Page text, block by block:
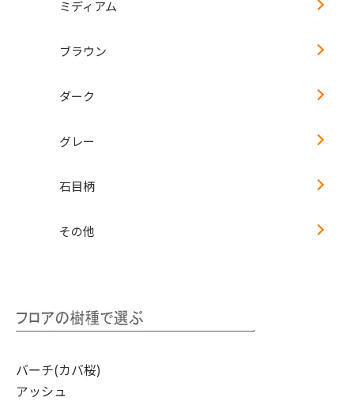
ミディアム
ブラウン
ダーク
グレー
石目柄
その他
バーチ(カバ桜)
アッシュ